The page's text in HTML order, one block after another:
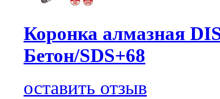
Коронка алмазная
Бетон/SDS+68
оставить отзыв